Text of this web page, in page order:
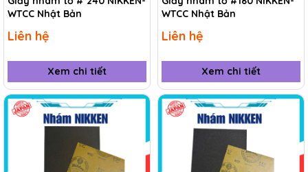
WTCC Nhật Bản
Liên hệ
Xem chi tiết
WTCC Nhật Bản
Liên hệ
Xem chi tiết